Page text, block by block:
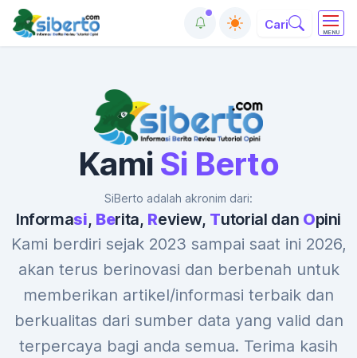
Cari MENU
Kami Si Berto
SiBerto adalah akronim dari:
Informasi, Berita, Review, Tutorial dan Opini
Kami berdiri sejak 2023 sampai saat ini 2026,
akan terus berinovasi dan berbenah untuk
memberikan artikel/informasi terbaik dan
berkualitas dari sumber data yang valid dan
terpercaya bagi anda semua. Terima kasih